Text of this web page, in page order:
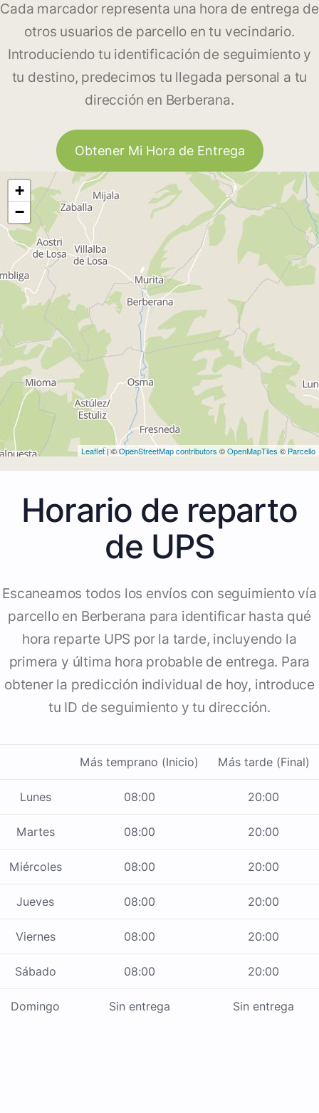
Cada marcador representa una hora de entrega de
otros usuarios de parcello en tu vecindario.
Introduciendo tu identificación de seguimiento y
tu destino, predecimos tu llegada personal a tu
dirección en Berberana.
Obtener Mi Hora de Entrega
+
−
Leaflet| ©OpenStreetMap contributors ©OpenMapTiles © Parcello
Horario de reparto
de UPS
Escaneamos todos los envíos con seguimiento vía
parcello en Berberana para identificar hasta qué
hora reparte UPS por la tarde, incluyendo la
primera y última hora probable de entrega. Para
obtener la predicción individual de hoy, introduce
tu ID de seguimiento y tu dirección.
Más temprano (Inicio) Más tarde (Final)
Lunes 08:00 20:00
Martes 08:00 20:00
Miércoles 08:00 20:00
Jueves 08:00 20:00
Viernes 08:00 20:00
Sábado 08:00 20:00
Domingo Sin entrega Sin entrega